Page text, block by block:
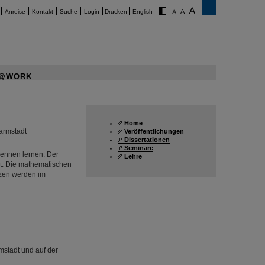
Anreise Kontakt Suche Login Drucken English
lernen. Der
Die mathematischen
werden im
und auf der
Home
Veröffentlichungen
Dissertationen
Seminare
Lehre